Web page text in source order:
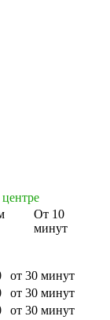
От 10
минут
от 30 минут
от 30 минут
от 30 минут